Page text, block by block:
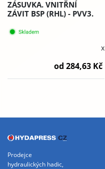
ZÁSUVKA. VNITŘNÍ
ZÁVIT BSP (RHL) - PVV3.
x
od 284,63 Kč
Prodejce
hydraulických hadic,